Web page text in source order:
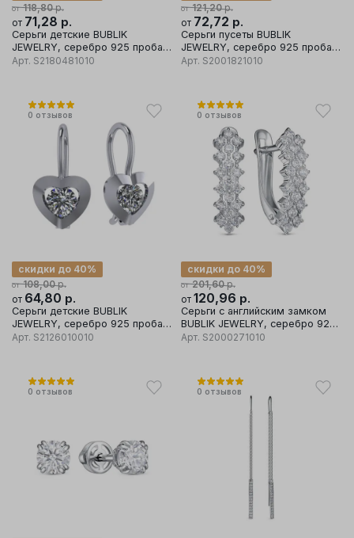
от 118,80р.
от 71,28 р.
Серьги детские BUBLIK
JEWELRY, серебро 925 проба,
вставка фианит
Арт. S2180481010
от 121,20р.
от 72,72 р.
Серьги пусеты BUBLIK
JEWELRY, серебро 925 проба,
вставка фианит
Арт. S2001821010
0 отзывов
от 108,00р.
скидки до 40%
от 64,80 р.
Серьги детские BUBLIK
JEWELRY, серебро 925 проба,
вставка фианит
Арт. S2126010010
0 отзывов
от 201,60р.
скидки до 40%
от 120,96 р.
Серьги с английским замком
BUBLIK JEWELRY, серебро 925
проба, вставка фианит
Арт. S2000271010
0 отзывов 0 отзывов